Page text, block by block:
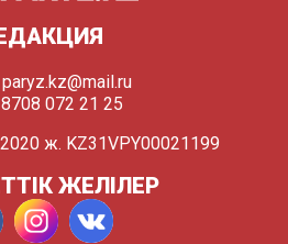
paryz.kz@mail.ru
072 21 25
ж. KZ31VPY00021199
ЖЕЛІЛЕР